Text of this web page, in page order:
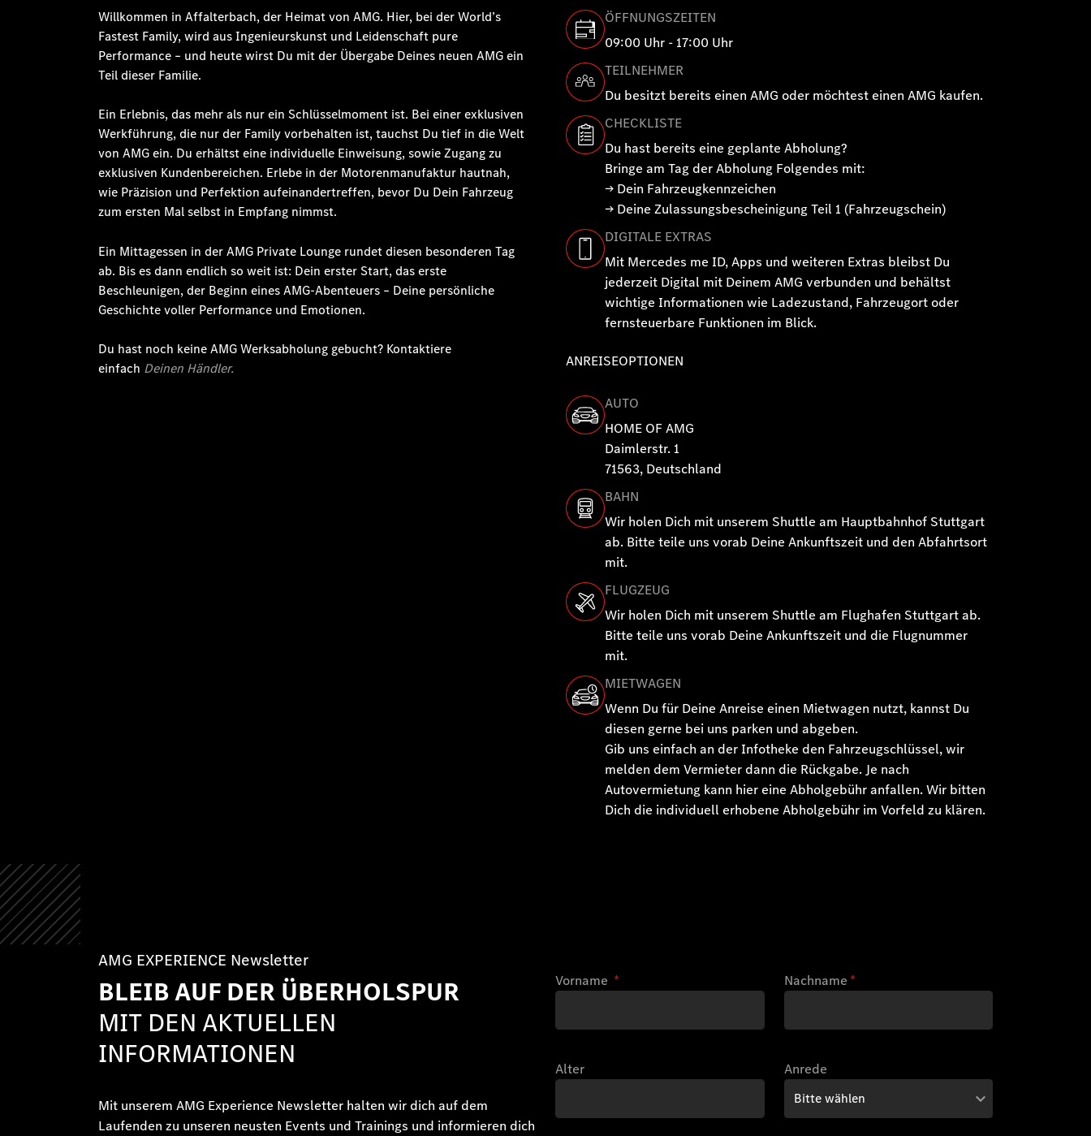
Willkommen in Affalterbach, der Heimat von AMG. Hier, bei der World’s
Fastest Family, wird aus Ingenieurskunst und Leidenschaft pure
Performance – und heute wirst Du mit der Übergabe Deines neuen AMG ein
Teil dieser Familie.
Ein Erlebnis, das mehr als nur ein Schlüsselmoment ist. Bei einer exklusiven
Werkführung, die nur der Family vorbehalten ist, tauchst Du tief in die Welt
von AMG ein. Du erhältst eine individuelle Einweisung,sowie Zugang zu
exklusiven Kundenbereichen. Erlebe in der Motorenmanufaktur hautnah,
wie Präzision und Perfektion aufeinandertreffen, bevor Du Dein Fahrzeug
zum ersten Mal selbst in Empfang nimmst.
Ein Mittagessen in der AMG Private Lounge rundet diesen besonderen Tag
ab. Bis es dann endlich so weit ist: Dein erster Start, das erste
Beschleunigen, der Beginn eines AMG-Abenteuers – Deine persönliche
Geschichte voller Performance und Emotionen.
Du hast noch keine AMG Werksabholung gebucht? Kontaktiere
einfach Deinen Händler.
ÖFFNUNGSZEITEN
09:00 Uhr - 17:00 Uhr
TEILNEHMER
Du besitzt bereits einen AMG oder möchtest einen AMG kaufen.
CHECKLISTE
Du hast bereits eine geplante Abholung?
Bringe am Tag der Abholung Folgendes mit:
→ Dein Fahrzeugkennzeichen
→ Deine Zulassungsbescheinigung Teil 1 (Fahrzeugschein)
DIGITALE EXTRAS
Mit Mercedes me ID, Apps und weiteren Extras bleibst Du
jederzeit Digital mit Deinem AMG verbunden und behältst
wichtige Informationen wie Ladezustand, Fahrzeugort oder
fernsteuerbare Funktionen im Blick.
ANREISEOPTIONEN
AUTO
HOME OF AMG
Daimlerstr. 1
71563, Deutschland
BAHN
Wir holen Dich mit unserem Shuttle am Hauptbahnhof Stuttgart
ab. Bitte teile uns vorab Deine Ankunftszeit und den Abfahrtsort
mit.
FLUGZEUG
Wir holen Dich mit unserem Shuttle am Flughafen Stuttgart ab.
Bitte teile uns vorab Deine Ankunftszeit und die Flugnummer
mit.
MIETWAGEN
Wenn Du für Deine Anreise einen Mietwagen nutzt, kannst Du
diesen gerne bei uns parken und abgeben.
Gib uns einfach an der Infotheke den Fahrzeugschlüssel, wir
melden dem Vermieter dann die Rückgabe. Je nach
Autovermietung kann hier eine Abholgebühr anfallen. Wir bitten
Dich die individuell erhobene Abholgebühr im Vorfeld zu klären.
AMG EXPERIENCE Newsletter
BLEIB AUF DER ÜBERHOLSPUR
MIT DEN AKTUELLEN
INFORMATIONEN
Mit unserem AMG Experience Newsletter halten wir dich auf dem
Laufenden zu unseren neusten Events und Trainings und informieren dich
Vorname * Nachname *
Alter Anrede